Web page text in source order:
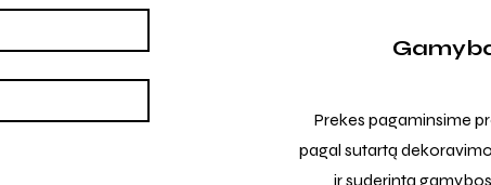
Prekes pagaminsime
pagal sutartą
ir suderintą